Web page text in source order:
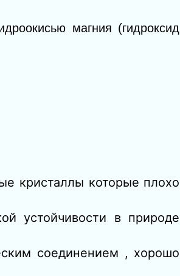
магния (гидроксид
кристаллы которые плохо
устойчивости в природе
соединением , хорошо